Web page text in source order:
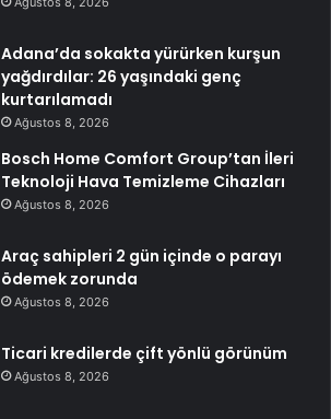
Adana’da sokakta yürürken kurşun
yağdırdılar: 26 yaşındaki genç
kurtarılamadı
Ağustos 8, 2026
Bosch Home Comfort Group’tan İleri
Teknoloji Hava Temizleme Cihazları
Ağustos 8, 2026
Araç sahipleri 2 gün içinde o parayı
ödemek zorunda
Ağustos 8, 2026
Ticari kredilerde çift yönlü görünüm
Ağustos 8, 2026